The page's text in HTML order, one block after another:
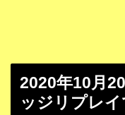
2020年10月
ッジリプレイ